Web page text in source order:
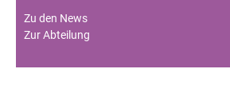
Zu den News
Zur Abteilung